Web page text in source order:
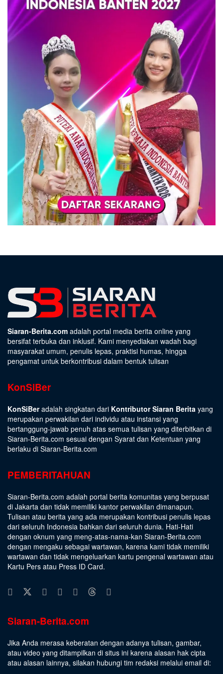
Siaran-Berita.com adalah portal media berita online yang
bersifat terbuka dan inklusif. Kami menyediakan wadah bagi
masyarakat umum, penulis lepas, praktisi humas, hingga
pengamat untuk berkontribusi dalam bentuk tulisan
KonSiBer
KonSiBeradalah singkatan dari Kontributor Siaran Berita yang
merupakan perwakilan dari individu atau instansi yang
bertanggung-jawab penuh atas semua tulisan yang diterbitkan di
Siaran-Berita.com sesuai dengan Syarat dan Ketentuan yang
berlaku di Siaran-Berita.com
PEMBERITAHUAN
Siaran-Berita.com adalah portal berita komunitas yang berpusat
di Jakarta dan tidak memiliki kantor perwakilan dimanapun.
Tulisan atau berita yang ada merupakan kontribusi penulis lepas
dari seluruh Indonesia bahkan dari seluruh dunia. Hati-Hati
dengan oknum yang meng-atas-nama-kan Siaran-Berita.com
dengan mengaku sebagai wartawan, karena kami tidak memiliki
wartawan dan tidak mengeluarkan kartu pengenal wartawan atau
Kartu Pers atau Press ID Card.
Siaran-Berita.com
Jika Anda merasa keberatan dengan adanya tulisan, gambar,
atau video yang ditampilkan di situs ini karena alasan hak cipta
atau alasan lainnya, silakan hubungi tim redaksi melalui email di: